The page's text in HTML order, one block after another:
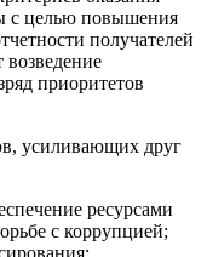
с целью повышения
получателей
приоритетов
усиливающих друг
ресурсами
с коррупцией;